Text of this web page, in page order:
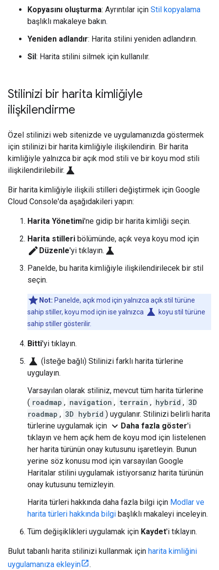
Kopyasını oluşturma: Ayrıntılar için Stil kopyalama
başlıklı makaleye bakın.
Yeniden adlandır: Harita stilini yeniden adlandırın.
Sil : Harita stilini silmek için kullanılır.
Stilinizi bir harita kimliğiyle
ilişkilendirme
Özel stilinizi web sitenizde ve uygulamanızda göstermek
için stilinizi bir harita kimliğiyle ilişkilendirin. Bir harita
kimliğiyle yalnızca bir açık mod stili ve bir koyu mod stili
ilişkilendirilebilir. science
Bir harita kimliğiyle ilişkili stilleri değiştirmek için Google
Cloud Console'da aşağıdakileri yapın:
Harita Yönetimi'ne gidip bir harita kimliği seçin.
Harita stilleri bölümünde, açık veya koyu mod için
edit Düzenle'yi tıklayın. science
Panelde, bu harita kimliğiyle ilişkilendirilecek bir stil
seçin.
Not: Panelde, açık mod için yalnızca açık stil türüne
sahip stiller, koyu mod için ise yalnızca science koyu stil türüne
sahip stiller gösterilir.
Bitti'yi tıklayın.
science (İsteğe bağlı) Stilinizi farklı harita türlerine
uygulayın.
Varsayılan olarak stiliniz, mevcut tüm harita türlerine
( roadmap , navigation , terrain , hybrid , 3D
roadmap , 3D hybrid ) uygulanır. Stilinizi belirli harita
türlerine uygulamak için expand_more Daha fazla göster'i
tıklayın ve hem açık hem de koyu mod için listelenen
her harita türünün onay kutusunu işaretleyin. Bunun
yerine söz konusu mod için varsayılan Google
Haritalar stilini uygulamak istiyorsanız harita türünün
onay kutusunu temizleyin.
Harita türleri hakkında daha fazla bilgi için Modlar ve
harita türleri hakkında bilgi başlıklı makaleyi inceleyin.
Tüm değişiklikleri uygulamak için Kaydet'i tıklayın.
Bulut tabanlı harita stilinizi kullanmak için harita kimliğini
uygulamanıza ekleyin
.